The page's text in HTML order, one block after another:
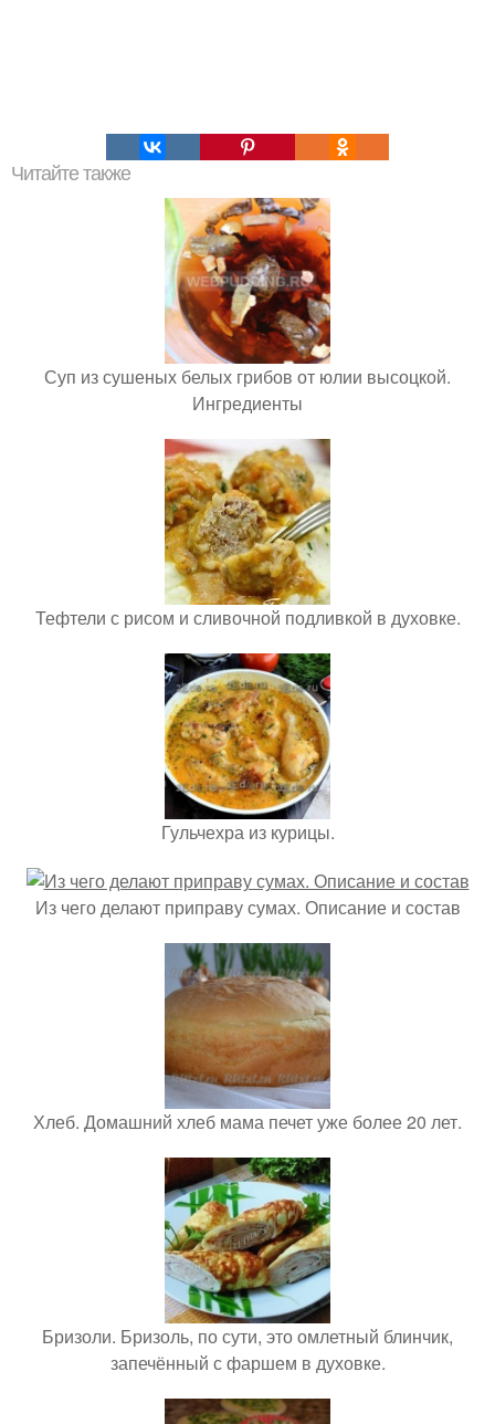
Читайте также
Суп из сушеных белых грибов от юлии высоцкой.
Ингредиенты
Тефтели с рисом и сливочной подливкой в духовке.
Гульчехра из курицы.
Из чего делают приправу сумах. Описание и состав
Хлеб. Домашний хлеб мама печет уже более 20 лет.
Бризоли. Бризоль, по сути, это омлетный блинчик,
запечённый с фаршем в духовке.